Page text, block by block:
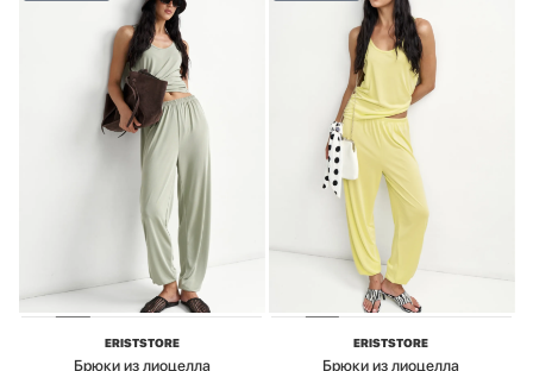
ERISTSTORE
Брюки из лиоцелла
ERISTSTORE
Брюки из лиоцелла